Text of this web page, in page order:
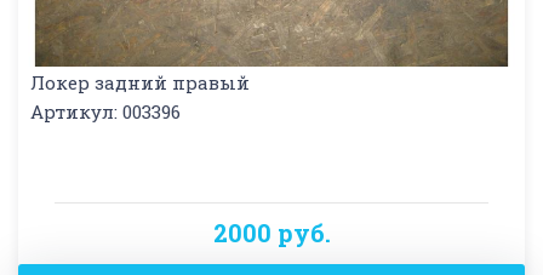
Локер задний правый
Артикул: 003396
2000 руб.